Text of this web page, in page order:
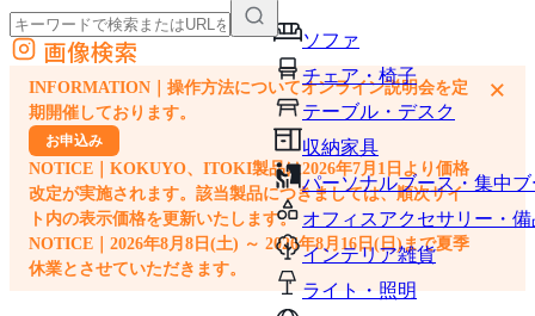
ソファ
チェア・椅子
テーブル・デスク
収納家具
パーソナルブース・集中
オフィスアクセサリー・備
インテリア雑貨
ライト・照明
外部サイトの商品をカートに追加
他のサイトで見つけた商品ページのURLを貼り付けて、カートに追加できます
画像検索
INFORMATION｜操作方法についてオンライン説明会を定
期開催しております。
お申込み
NOTICE｜KOKUYO、ITOKI製品は2026年7月1日より価格
改定が実施されます。該当製品につきましては、順次サイ
ト内の表示価格を更新いたします。
NOTICE｜2026年8月8日(土) ～ 2026年8月16日(日)まで夏季
休業とさせていただきます。
×